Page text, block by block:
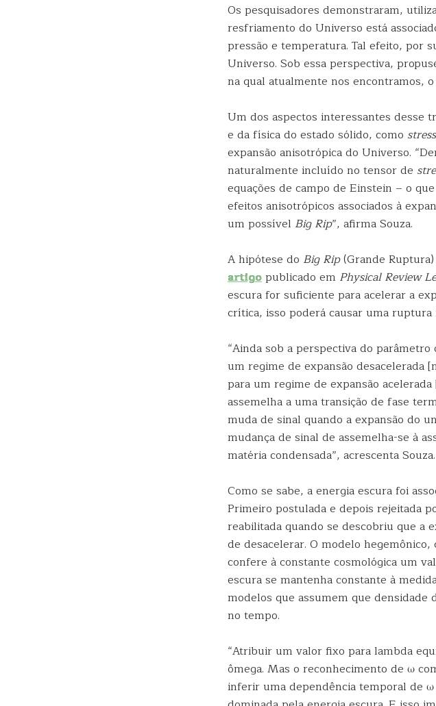
Os pesquisadores demonstraram,
resfriamento do Universo está
pressão e temperatura. Tal efeito, por
Universo. Sob essa perspectiva,
na qual atualmente nos encontramos,
Um dos aspectos interessantes desse
e da física do estado sólido, como stress
expansão anisotrópica do Universo.
naturalmente incluído no tensor de
equações de campo de Einstein – o
efeitos anisotrópicos associados à
um possível Big Rip”, afirma Souza.
A hipótese do Big Rip(Grande
artigopublicado em Physical Review
escura for suficiente para acelerar a
crítica, isso poderá causar uma ruptura
“Ainda sob a perspectiva do
um regime de expansão desacelerada
para um regime de expansão
assemelha a uma transição de fase
muda de sinal quando a expansão do
mudança de sinal de assemelha-se à
matéria condensada”, acrescenta Souza.
Como se sabe, a energia escura foi
Primeiro postulada e depois rejeitada
reabilitada quando se descobriu que a
de desacelerar. O modelo
confere à constante cosmológica um
escura se mantenha constante à
modelos que assumem que
no tempo.
“Atribuir um valor fixo para lambda
ômega. Mas o reconhecimento de ω
inferir uma dependência temporal de